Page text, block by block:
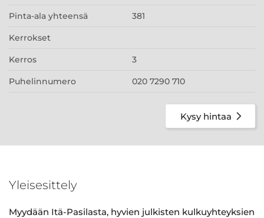
Pinta-ala yhteensä 381
Kerrokset
Kerros 3
Puhelinnumero 020 7290 710
Kysy hintaa
Yleisesittely
Myydään Itä-Pasilasta, hyvien julkisten kulkuyhteyksien